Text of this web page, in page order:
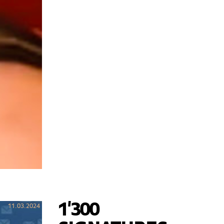
11.03.2024
1'300